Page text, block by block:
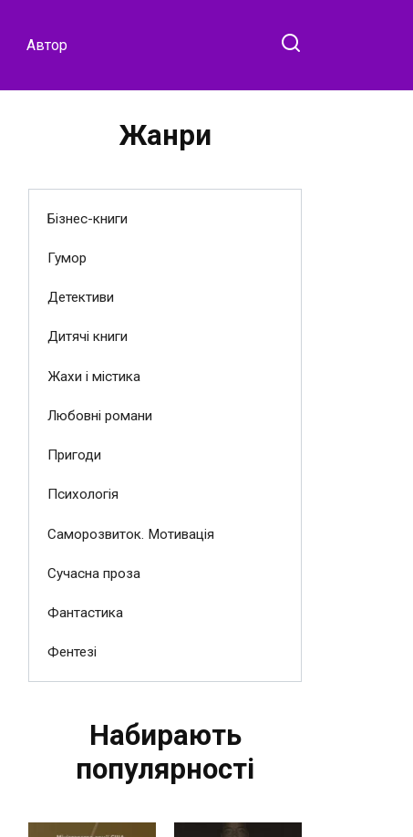
Автор
Жанри
Бізнес-книги
Гумор
Детективи
Дитячі книги
Жахи і містика
Любовні романи
Пригоди
Психологія
Саморозвиток. Мотивація
Сучасна проза
Фантастика
Фентезі
Набирають
популярності